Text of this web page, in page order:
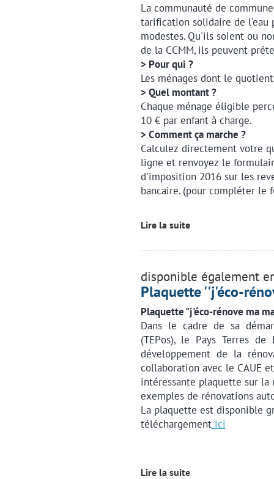
La communauté de
tarification solidaire de l'eau
modestes. Qu'ils soient ou
de la CCMM, ils peuvent
> Pour qui ?
Les ménages dont le
> Quel montant ?
Chaque ménage éligible
10 € par enfant à charge.
> Comment ça marche ?
Calculez directement votre
ligne et renvoyez le
d'imposition 2016 sur les
bancaire. (pour compléter le
Lire la suite
disponible également
Plaquette ''j'éco-
Plaquette "j'éco-rénove ma
Dans le cadre de sa
(TEPos), le Pays Terres
développement de la
collaboration avec le CAUE
intéressante plaquette sur la
exemples de rénovations
La plaquette est disponible
téléchargementici
Lire la suite